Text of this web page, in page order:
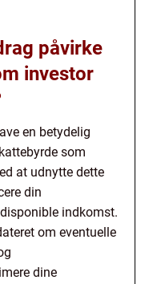
påvirke
investor
en betydelig
som
at udnytte dette
din
indkomst.
om eventuelle
dine